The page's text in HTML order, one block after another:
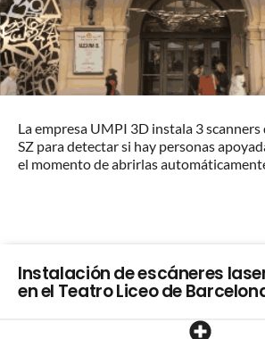
La empresa UMPI 3D instala 3
SZ para detectar si hay personas
el momento de abrirlas
Instalación de escáneres
en el Teatro Liceo de